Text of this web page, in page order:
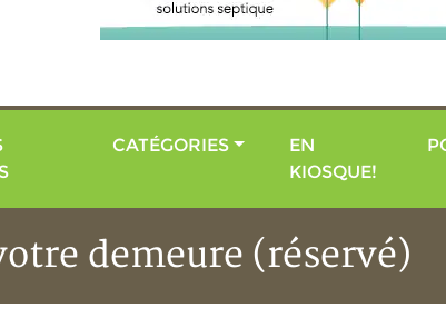
CATÉGORIES
EN
KIOSQUE!
demeure (réservé)